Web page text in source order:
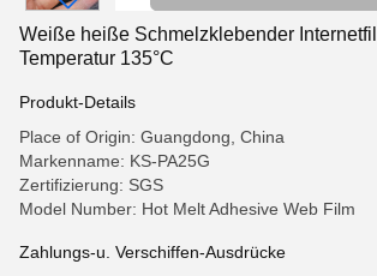
Weiße heiße Schmelzklebender
Temperatur 135°C
Produkt-Details
Place of Origin: Guangdong, China
Markenname: KS-PA25G
Zertifizierung: SGS
Model Number: Hot Melt Adhesive Web Film
Zahlungs-u. Verschiffen-Ausdrücke